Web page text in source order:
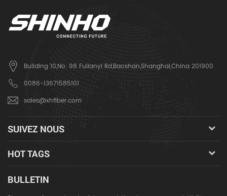
Building 10,No. 98 Fulianyi Rd,Baoshan,Shanghai,China 201900
0086-13671585101
sales@xhfiber.com
SUIVEZ NOUS
HOT TAGS
BULLETIN